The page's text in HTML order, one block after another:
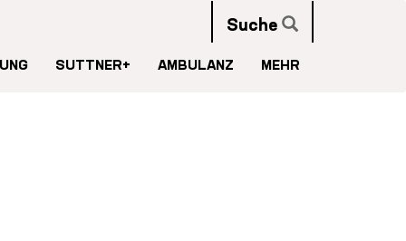
SUTTNER+ AMBULANZ MEHR
Suche